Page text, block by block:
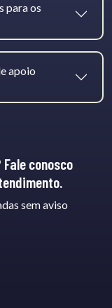
para os
apoio
Fale conosco
sem aviso